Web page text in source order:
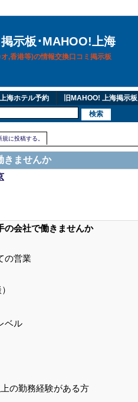
示板･MAHOO!上海
,香港等)の情報交換口コミ掲示板
上海ホテル予約 旧MAHOO! 上海掲示板
規に投稿する。
きませんか
会社で働きませんか
の営業
ベル
の勤務経験がある方